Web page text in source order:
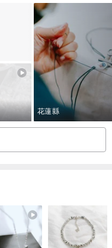
化妝品韓國時尚韓國配件
件復古中性雛菊瑪格麗特
配件透明戒指透明手鍊簡
活動派對生日聖誕節微型
花蓮縣